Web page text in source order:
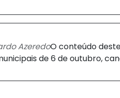
AzeredoO conteúdo
de 6 de outubro,